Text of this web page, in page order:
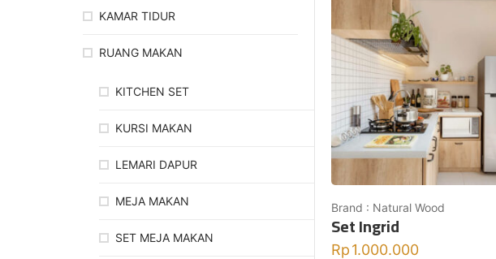
KAMAR TIDUR
RUANG MAKAN
KITCHEN SET
KURSI MAKAN
LEMARI DAPUR
MEJA MAKAN
SET MEJA MAKAN
Brand : Natural Wood
Set Ingrid
Rp1.000.000